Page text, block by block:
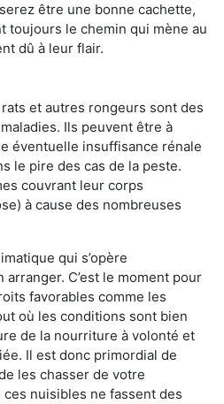
être une bonne cachette,
toujours le chemin qui mène au
dû à leur flair.
et autres rongeurs sont des
Ils peuvent être à
éventuelle insuffisance rénale
le pire des cas de la peste.
couvrant leur corps
à cause des nombreuses
qui s’opère
C’est le moment pour
favorables comme les
où les conditions sont bien
de la nourriture à volonté et
Il est donc primordial de
les chasser de votre
nuisibles ne fassent des